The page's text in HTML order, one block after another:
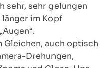
sehr, sehr gelungen
im Kopf
auch optisch
Drehungen,